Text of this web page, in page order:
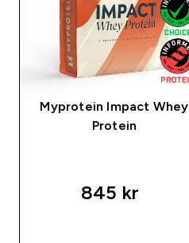
Myprotein Impact Whey
Protein
845 kr‎